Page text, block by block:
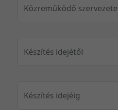
Közreműködő szervezete
Készítés idejétől
Készítés idejéig